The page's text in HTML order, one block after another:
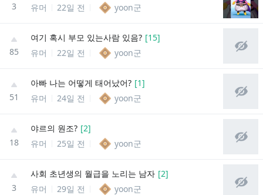
3
유머
22일 전 yoon군
85
여기 혹시 부모 있는사람 있음? [15]
유머
22일 전 yoon군
51
아빠 나는 어떻게 태어났어? [1]
유머
24일 전 yoon군
18
야르의 원조? [2]
유머
25일 전 yoon군
3
사회 초년생의 월급을 노리는 남자 [2]
유머
29일 전 yoon군